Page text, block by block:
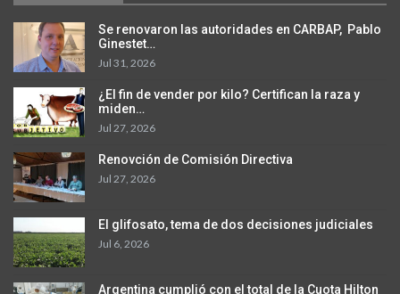
Se renovaron las autoridades en CARBAP, Pablo
Ginestet…
Jul 31, 2026
¿El fin de vender por kilo? Certifican la raza y
miden…
Jul 27, 2026
Renovción de Comisión Directiva
Jul 27, 2026
El glifosato, tema de dos decisiones judiciales
Jul 6, 2026
Argentina cumplió con el total de la Cuota Hilton